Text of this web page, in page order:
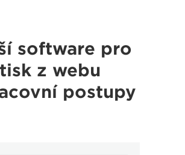
software pro
tisk z webu
postupy